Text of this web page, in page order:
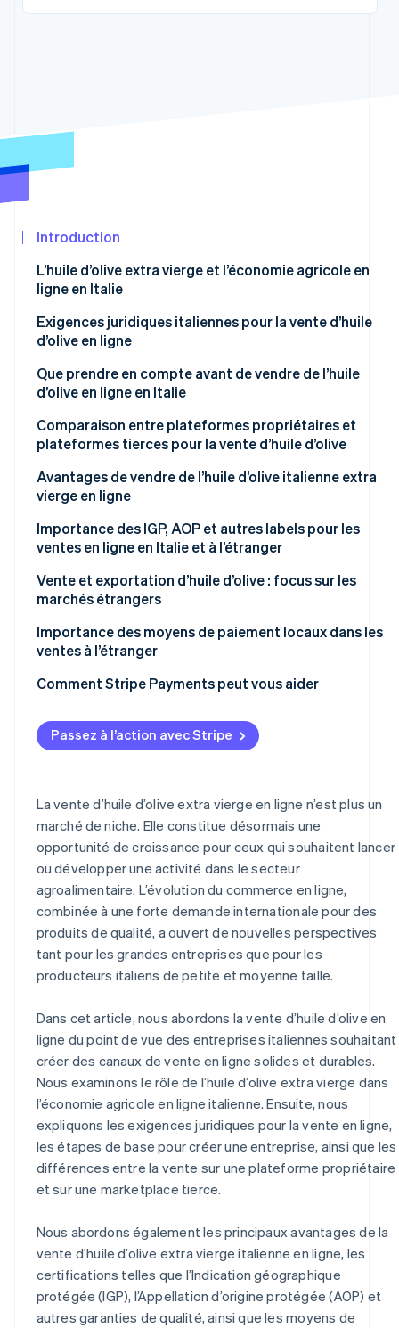
Découvrez les prochaines évolutions
Identity
Stripe Sessions 2026
Regarder la vidéo
Commerce en ligne
Introduction
L’huile d’olive extra vierge et l’économie agricole en
ligne en Italie
Exigences juridiques italiennes pour la vente d’huile
d’olive en ligne
Création d’entreprise
Obligations fiscales
Étiquetage et informations destinées aux
consommateurs
Conformité réglementaire pour les sites e-commerce
Réglementation et conformité fiscale pour les ventes
à l’étranger
Que prendre en compte avant de vendre de l’huile
d’olive en ligne en Italie
Comment puis-je vendre mon huile d’olive ?
Comparaison entre plateformes propriétaires et
plateformes tierces pour la vente d’huile d’olive
Quelle option choisir
Avantages de vendre de l’huile d’olive italienne extra
vierge en ligne
Importance des IGP, AOP et autres labels pour les
ventes en ligne en Italie et à l’étranger
Quelle est la différence entre l’huile d’olive AOP et IGP ?
Vente et exportation d’huile d’olive : focus sur les
marchés étrangers
Principaux marchés étrangers
Importance des moyens de paiement locaux dans les
ventes à l’étranger
Comment Stripe Payments peut vous aider
Passez à l’action avec Stripe
La vente d’huile d’olive extra vierge en ligne n’est plus un
marché de niche. Elle constitue désormais une
opportunité de croissance pour ceux qui souhaitent lancer
ou développer une activité dans le secteur
agroalimentaire. L’évolution du commerce en ligne,
combinée à une forte demande internationale pour des
produits de qualité, a ouvert de nouvelles perspectives
tant pour les grandes entreprises que pour les
producteurs italiens de petite et moyenne taille.
Dans cet article, nous abordons la vente d’huile d’olive en
ligne du point de vue des entreprises italiennes souhaitant
créer des canaux de vente en ligne solides et durables.
Nous examinons le rôle de l’huile d’olive extra vierge dans
l’économie agricole en ligne italienne. Ensuite, nous
expliquons les exigences juridiques pour la vente en ligne,
les étapes de base pour créer une entreprise, ainsi que les
différences entre la vente sur une plateforme propriétaire
et sur une marketplace tierce.
Nous abordons également les principaux avantages de la
vente d’huile d’olive extra vierge italienne en ligne, les
certifications telles que l’Indication géographique
protégée (IGP), l’Appellation d’origine protégée (AOP) et
autres garanties de qualité, ainsi que les moyens de